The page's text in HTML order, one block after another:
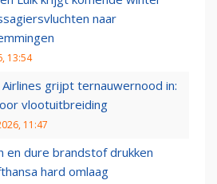
naar
13:54
grijpt ternauwernood in:
vlootuitbreiding
11:47
en dure brandstof drukken
hard omlaag